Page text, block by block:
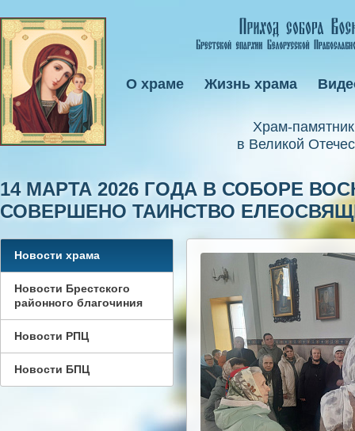
Xрам-
в Великой
О храме Жизнь храма
14 МАРТА 2026 ГОДА В СОБОРЕ
СОВЕРШЕНО ТАИНСТВО
Новости храма
Новости Брестского
районного благочиния
Новости РПЦ
Новости БПЦ